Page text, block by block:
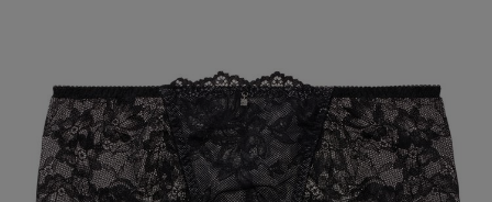
メンズ キッズ
マタニティ ギフトラッピング